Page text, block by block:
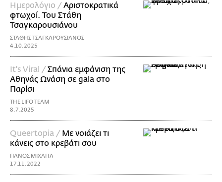
Ημερολόγιο /Αριστοκρατικά
φτωχοί. Του Στάθη
Τσαγκαρουσιάνου
ΣΤΑΘΗΣ ΤΣΑΓΚΑΡΟΥΣΙΑΝΟΣ
4.10.2025
It's Viral /Σπάνια εμφάνιση της
Αθηνάς Ωνάση σε gala στο
Παρίσι
THE LIFO TEAM
8.7.2025
Queertopia / Με νοιάζει τι
κάνεις στο κρεβάτι σου
ΠΑΝΟΣ ΜΙΧΑΗΛ
17.11.2022